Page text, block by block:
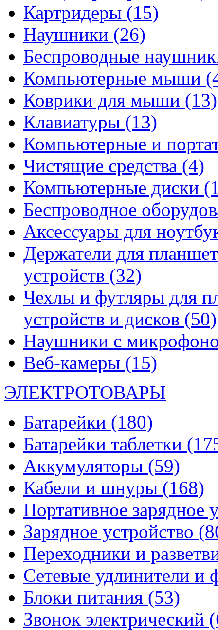
Картридеры (15)
Наушники (26)
Беспроводные
Компьютерные мыши
Коврики для мыши (13)
Клавиатуры (13)
Компьютерные и
Чистящие средства (4)
Компьютерные диски
Беспроводное
Аксессуары для
Держатели для
устройств (32)
Чехлы и футляры для
устройств и дисков (50)
Наушники с
Веб-камеры (15)
ЭЛЕКТРОТОВАРЫ
Батарейки (180)
Батарейки таблетки
Аккумуляторы (59)
Кабели и шнуры (168)
Портативное зарядное
Зарядное устройство
Переходники и
Сетевые удлинители и
Блоки питания (53)
Звонок электрический